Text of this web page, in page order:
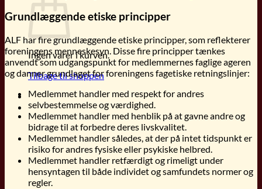
Ingen varer i kurven.
Tilbage til shoppen
Grundlæggende etiske principper
ALF har fire grundlæggende etiske principper, som reflekterer
foreningens menneskesyn. Disse fire principper tænkes
anvendt som udgangspunkt for medlemmernes faglige ageren
og danner grundlaget for foreningens fagetiske retningslinjer:
Medlemmet handler med respekt for andres
selvbestemmelse og værdighed.
Medlemmet handler med henblik på at gavne andre og
bidrage til at forbedre deres livskvalitet.
Medlemmet handler således, at der på intet tidspunkt er
risiko for andres fysiske eller psykiske helbred.
Medlemmet handler retfærdigt og rimeligt under
hensyntagen til både individet og samfundets normer og
regler.